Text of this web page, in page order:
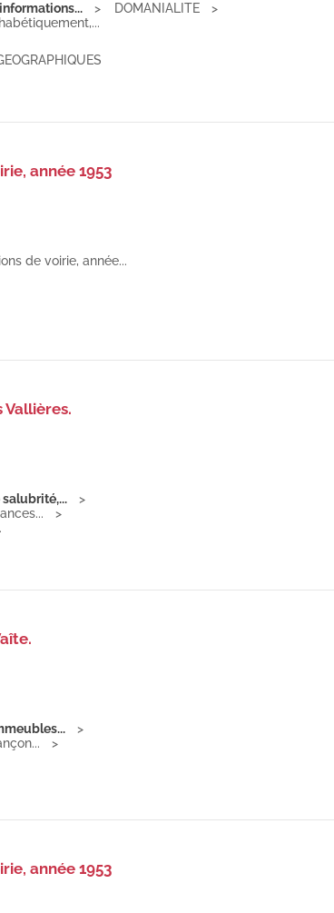
DOMANIALITE
année 1953
de voirie, année...
Vallières.
année 1953